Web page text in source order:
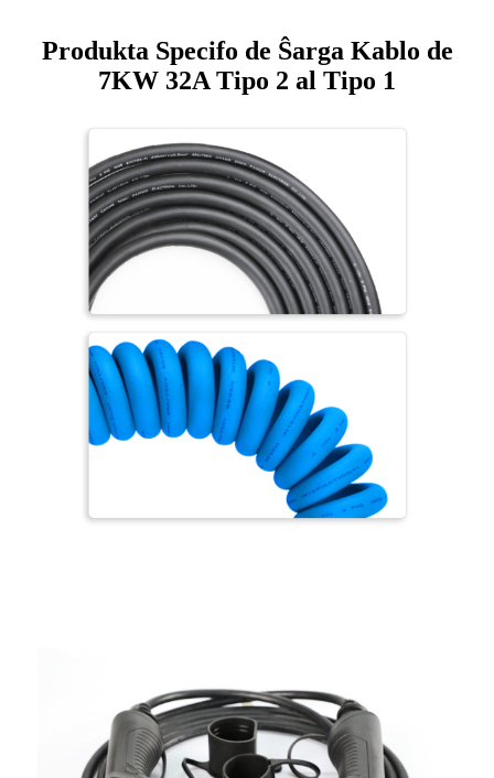
Produkta Specifo de Ŝarga Kablo de
7KW 32A Tipo 2 al Tipo 1